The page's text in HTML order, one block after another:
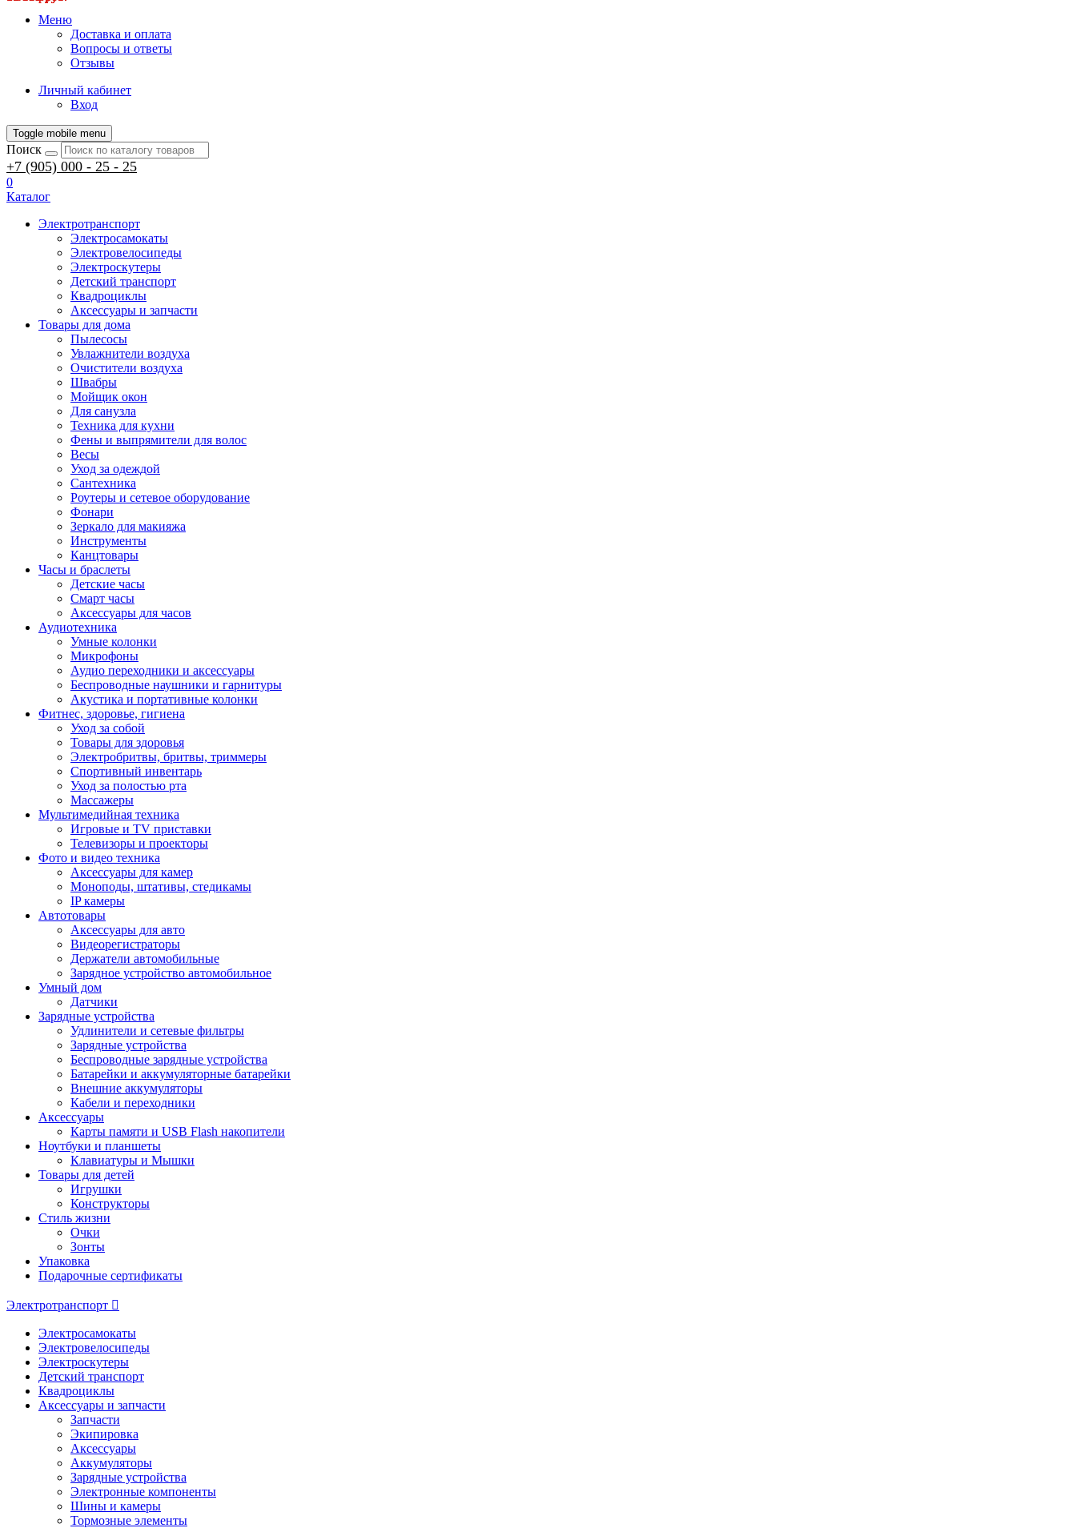
Меню
Доставка и оплата
Вопросы и ответы
Отзывы
Личный кабинет
Вход
Toggle mobile menu
Поиск
+7 (905) 000 - 25 - 25
0
Каталог
Электротранспорт
Электросамокаты
Электровелосипеды
Электроскутеры
Детский транспорт
Квадроциклы
Аксессуары и запчасти
Товары для дома
Пылесосы
Увлажнители воздуха
Очистители воздуха
Швабры
Мойщик окон
Для санузла
Техника для кухни
Фены и выпрямители для волос
Весы
Уход за одеждой
Сантехника
Роутеры и сетевое оборудование
Фонари
Зеркало для макияжа
Инструменты
Канцтовары
Часы и браслеты
Детские часы
Смарт часы
Аксессуары для часов
Аудиотехника
Умные колонки
Микрофоны
Аудио переходники и аксессуары
Беспроводные наушники и гарнитуры
Акустика и портативные колонки
Фитнес, здоровье, гигиена
Уход за собой
Товары для здоровья
Электробритвы, бритвы, триммеры
Спортивный инвентарь
Уход за полостью рта
Массажеры
Мультимедийная техника
Игровые и TV приставки
Телевизоры и проекторы
Фото и видео техника
Аксессуары для камер
Моноподы, штативы, стедикамы
IP камеры
Автотовары
Аксессуары для авто
Видеорегистраторы
Держатели автомобильные
Зарядное устройство автомобильное
Умный дом
Датчики
Зарядные устройства
Удлинители и сетевые фильтры
Зарядные устройства
Беспроводные зарядные устройства
Батарейки и аккумуляторные батарейки
Внешние аккумуляторы
Кабели и переходники
Аксессуары
Карты памяти и USB Flash накопители
Ноутбуки и планшеты
Клавиатуры и Мышки
Товары для детей
Игрушки
Конструкторы
Стиль жизни
Очки
Зонты
Упаковка
Подарочные сертификаты
Электротранспорт
Электросамокаты
Электровелосипеды
Электроскутеры
Детский транспорт
Квадроциклы
Аксессуары и запчасти
Запчасти
Экипировка
Аксессуары
Аккумуляторы
Зарядные устройства
Электронные компоненты
Шины и камеры
Тормозные элементы